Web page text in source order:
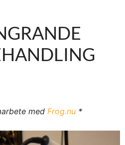
med Frog.nu*